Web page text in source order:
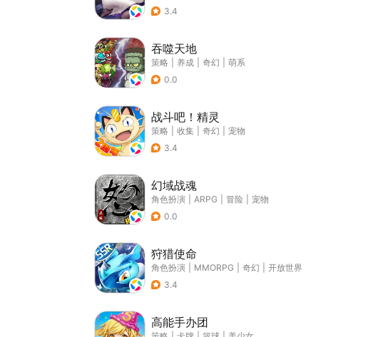
3.4
吞噬天地
策略 养成 奇幻
萌系
0.0
战斗吧！精灵
策略 收集 奇幻
宠物
3.4
幻域战魂
角色扮演 ARPG 冒险
宠物
0.0
狩猎使命
角色扮演 MMORPG 奇幻
开放世界
3.4
高能手办团